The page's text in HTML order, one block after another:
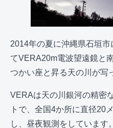
2014年の夏に沖縄県石垣
てVERA20m電波望遠鏡と
つかい座と昇る天の川が写
VERAは天の川銀河の精密
トで、全国4か所に直径20
し、昼夜観測をしていま